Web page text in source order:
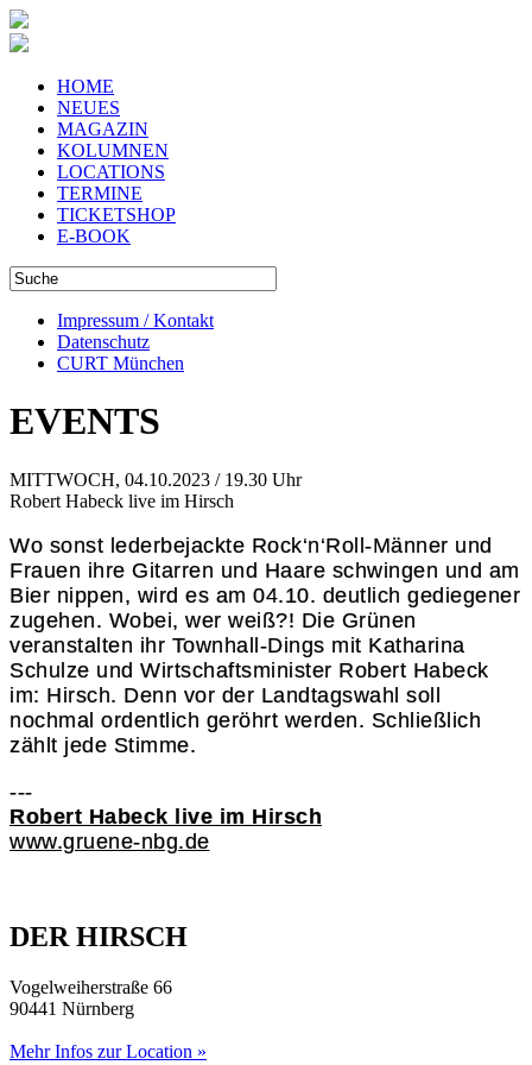
HOME
NEUES
MAGAZIN
KOLUMNEN
LOCATIONS
TERMINE
TICKETSHOP
E-BOOK
Impressum / Kontakt
Datenschutz
CURT München
EVENTS
MITTWOCH, 04.10.2023 / 19.30 Uhr
Robert Habeck live im Hirsch
Wo sonst lederbejackte Rock‘n‘Roll-Männer und
Frauen ihre Gitarren und Haare schwingen und am
Bier nippen, wird es am 04.10. deutlich gediegener
zugehen. Wobei, wer weiß?! Die Grünen
veranstalten ihr Townhall-Dings mit Katharina
Schulze und Wirtschaftsminister Robert Habeck
im: Hirsch. Denn vor der Landtagswahl soll
nochmal ordentlich geröhrt werden. Schließlich
zählt jede Stimme.
---
Robert Habeck live im Hirsch
www.gruene-nbg.de
DER HIRSCH
Vogelweiherstraße 66
90441 Nürnberg
Mehr Infos zur Location »